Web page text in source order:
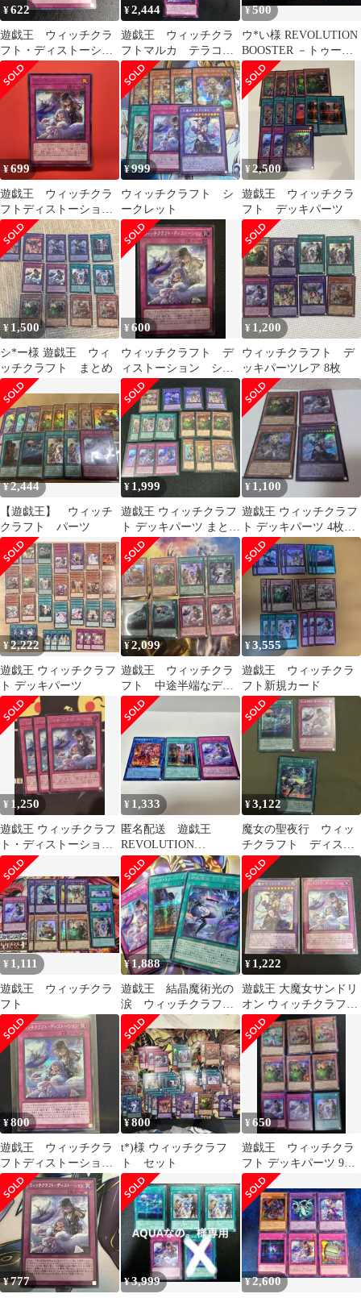
¥622
遊戯王 ウィッチクラ
フト・ディストーショ
ン シークレットレ
ア シク
¥2,444
遊戯王 ウィッチクラ
フトマルカ テラコッ
タン ディストーショ
ン シク セット
¥500
ウ*い様 REVOLUTION
BOOSTER －トゥー
ン・ウィッチクラフ
ト・破
¥699
遊戯王 ウィッチクラ
フトディストーショ
ン シークレット 1枚
¥999
ウィッチクラフト シ
ークレット
¥2,500
遊戯王 ウィッチクラ
フト デッキパーツ
¥ 1,500
シ*ー様 遊戯王 ウィ
ッチクラフト まとめ
¥600
ウィッチクラフト デ
ィストーション シー
クレット
¥ 1,200
ウィッチクラフト デ
ッキパーツレア 8枚
¥2,444
【遊戯王】 ウィッチ
クラフト パーツ
¥ 1,999
遊戯王 ウィッチクラフ
ト デッキパーツ まとめ
売り
¥ 1,100
遊戯王 ウィッチクラフ
ト デッキパーツ 4枚セ
ット
¥2,222
遊戯王 ウィッチクラフ
ト デッキパーツ
¥2,099
遊戯王 ウィッチクラ
フト 中途半端なデッ
キパーツ セット
¥3,555
遊戯王 ウィッチクラ
フト新規カード
¥ 1,250
遊戯王 ウィッチクラフ
ト・ディストーショ
ン シークレット 3枚
¥ 1,333
匿名配送 遊戯王
REVOLUTION
BOOSTER シークレッ
トレア3枚
¥3,122
魔女の聖夜行 ウィッ
チクラフト ディスト
ーション 結晶魔術
光の涙 シークレット
¥ 1,111
遊戯王 ウィッチクラ
フト
¥1,888
遊戯王 結晶魔術光の
涙 ウィッチクラフ
ト マギストス シー
クレット まとめ
¥ 1,222
遊戯王 大魔女サンドリ
オン ウィッチクラフ
ト・ディストーション
シークレット
¥800
遊戯王 ウィッチクラ
フトディストーショ
ン シークレット
¥800
t*)様 ウィッチクラフ
ト セット
¥650
遊戯王 ウィッチクラ
フト デッキパーツ 9枚
セット スーパーレア
¥777 ¥3,999 ¥2,600